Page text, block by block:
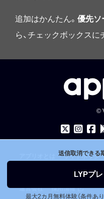
追加はかんたん。 優先ソ
ら、チェックボックスに
©
サイトポリシ
プレスキット
運営会社 採用情報
送信取消できる
LYPプ
最大2カ月無料体験（条件あ